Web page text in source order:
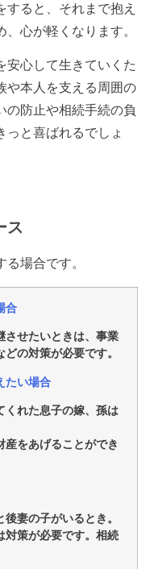
すると、それまで抱え
心が軽くなります。
安心して生きていくた
や本人を支える周囲の
の防止や相続手続の負
っと喜ばれるでしょ
ス
場合です。
合
させたいときは、事業
の対策が必要です。
たい場合
くれた息子の嫁、孫は
産をあげることができ
妻の子がいるとき。
対策が必要です。相続